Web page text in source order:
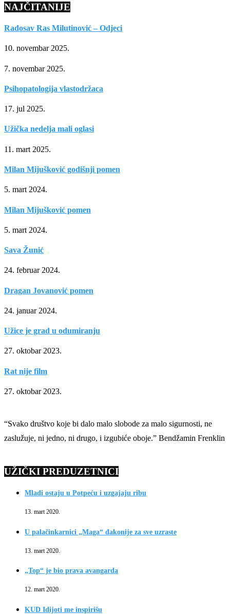
NAJČITANIJE
Radosav Ras Milutinović – Odjeci
10. novembar 2025.
7. novembar 2025.
Psihopatologija vlastodržaca
17. jul 2025.
Užička nedelja mali oglasi
11. mart 2025.
Milan Mijušković godišnji pomen
5. mart 2024.
Milan Mijušković pomen
5. mart 2024.
Sava Žunić
24. februar 2024.
Dragan Jovanović pomen
24. januar 2024.
Užice je grad u odumiranju
27. oktobar 2023.
Rat nije film
27. oktobar 2023.
“Svako društvo koje bi dalo malo slobode za malo sigurnosti, ne
zaslužuje, ni jedno, ni drugo, i izgubiće oboje.” Bendžamin Frenklin
UŽIČKI PREDUZETNICI
Mladi ostaju u Potpeću i uzgajaju ribu
13. mart 2020.
U palačinkarnici „Maga“ đakonije za sve uzraste
13. mart 2020.
„Top“ je bio prava avangarda
12. mart 2020.
KUD Idijoti me inspirišu